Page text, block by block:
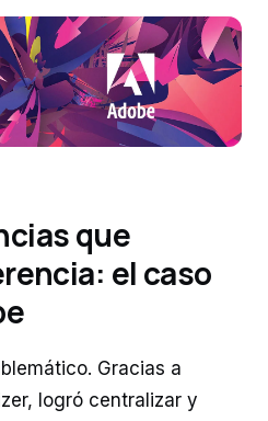
que
el caso
Gracias a
logró centralizar y